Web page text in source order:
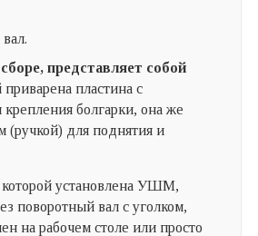
представляет собой
пластина с
крепления болгарки, она же
(ручкой) для поднятия и
установлена УШМ,
поворотный вал с уголком,
на рабочем столе или просто